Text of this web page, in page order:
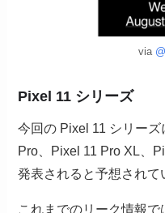
via
Pixel 11 シリーズ
今回の Pixel 11 シリー
Pro、Pixel 11 Pro XL、
発表されると予想されて
これまでのリーク情報